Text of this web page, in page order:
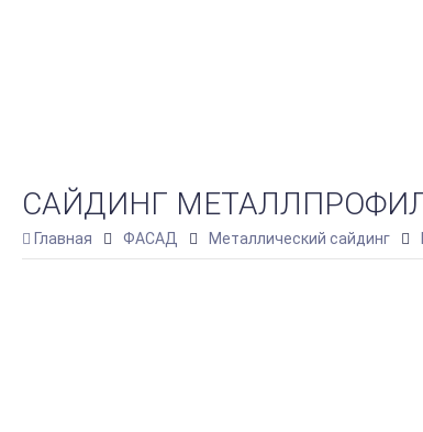
САЙДИНГ МЕТАЛЛПРОФИЛЬ
Главная ФАСАД Металлический сайдинг